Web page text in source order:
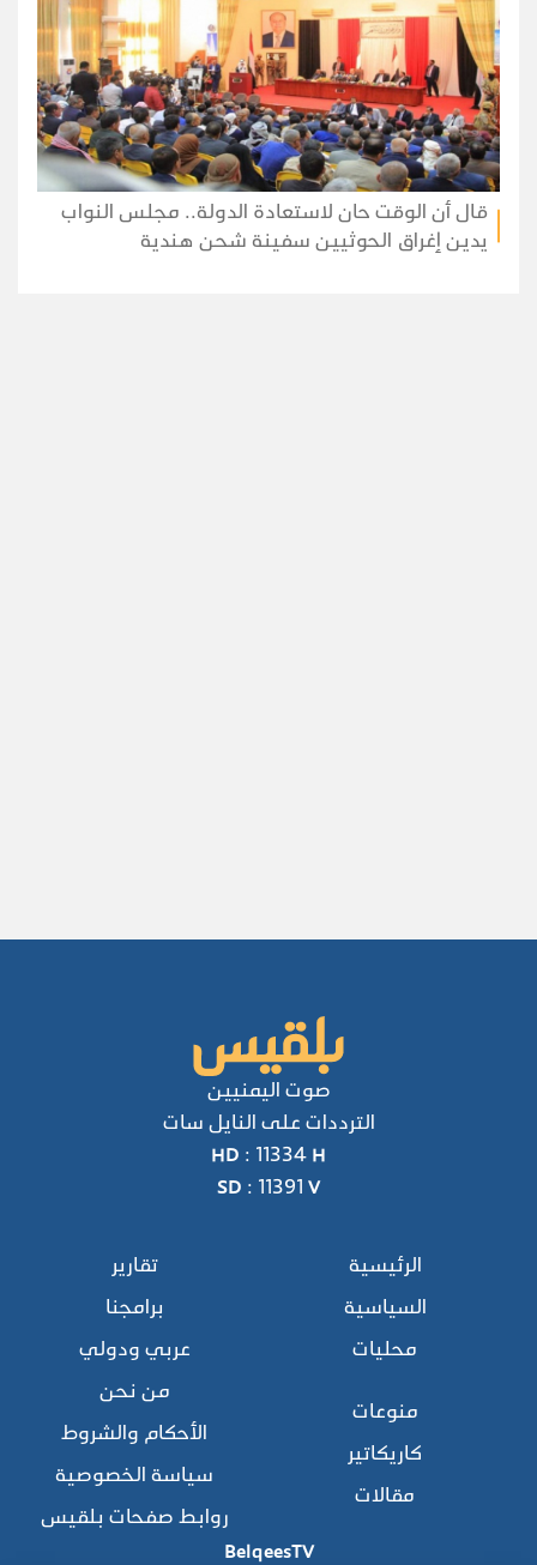
قال أن الوقت حان لاستعادة الدولة.. مجلس النواب
يدين إغراق الحوثيين سفينة شحن هندية
صوت اليمنيين
الترددات على النايل سات
HD : 11334 H
SD : 11391 V
الرئيسية
السياسية
محليات
تقارير
برامجنا
عربي ودولي
منوعات
كاريكاتير
مقالات
من نحن
الأحكام والشروط
سياسة الخصوصية
روابط صفحات بلقيس
BelqeesTV